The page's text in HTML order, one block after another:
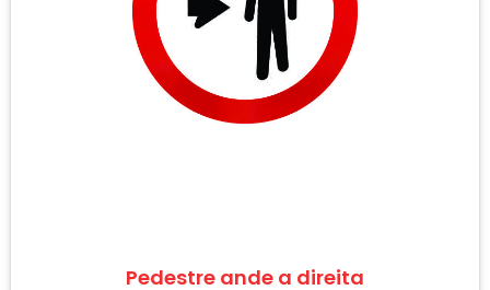
Pedestre ande a direita